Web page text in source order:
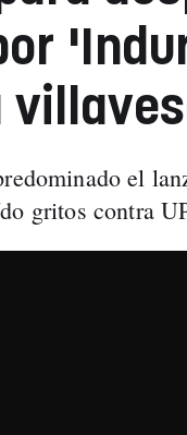
el
gritos contra